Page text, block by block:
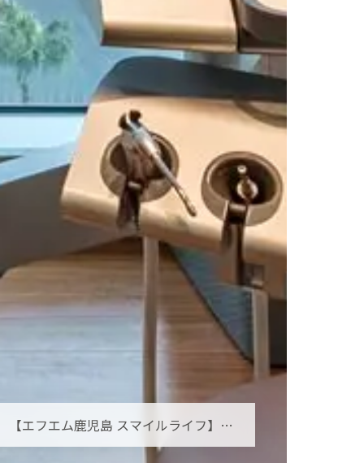
【エフエム鹿児島 スマイルライフ】オーラルフレイルとは？お口の小さな衰えを見逃さないために